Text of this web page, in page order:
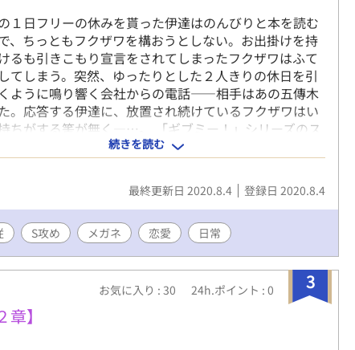
１日フリーの休みを貰った伊達はのんびりと本を読む
、ちっともフクザワを構おうとしない。お出掛けを持
るも引きこもり宣言をされてしまったフクザワはふて
てしまう。突然、ゆったりとした２人きりの休日を引
ように鳴り響く会社からの電話――相手はあの五傳木
。応答する伊達に、放置され続けているフクザワはい
ちがする筈が無く―…。 「ギブミー！」シリーズのス
オフ、フクザワ×伊達の休日のお話。
続きを読む
最終更新日 2020.8.4 登録日 2020.8.4
S攻め メガネ 恋愛 日常
3
お気に入り : 30 24h.ポイント : 0
】